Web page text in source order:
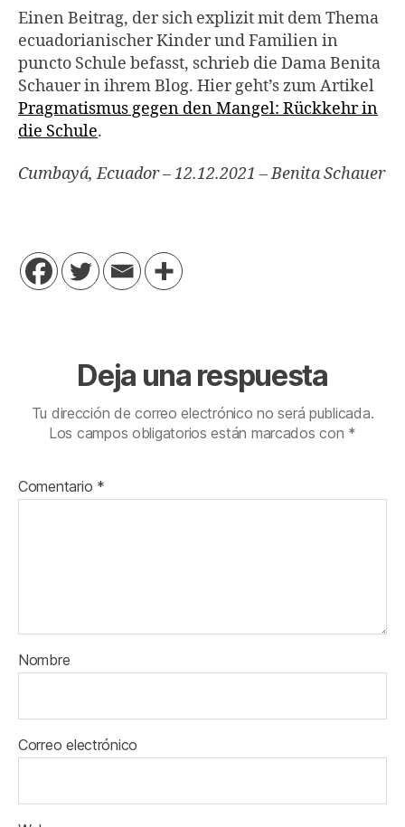
Einen Beitrag, der sich explizit mit dem Thema
ecuadorianischer Kinder und Familien in
puncto Schule befasst, schrieb die Dama Benita
Schauer in ihrem Blog. Hier geht’s zum Artikel
Pragmatismus gegen den Mangel: Rückkehr in
die Schule.
Cumbayá, Ecuador – 12.12.2021 – Benita Schauer
Deja una respuesta
Tu dirección de correo electrónico no será publicada.
Los campos obligatorios están marcados con *
Comentario *
Nombre
Correo electrónico